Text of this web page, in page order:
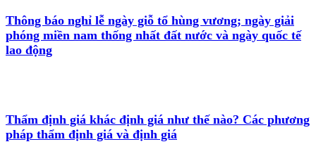
Thông báo nghỉ lễ ngày giỗ tổ hùng vương; ngày giải
phóng miền nam thống nhất đất nước và ngày quốc tế
lao động
Thẩm định giá khác định giá như thế nào? Các phương
pháp thẩm định giá và định giá